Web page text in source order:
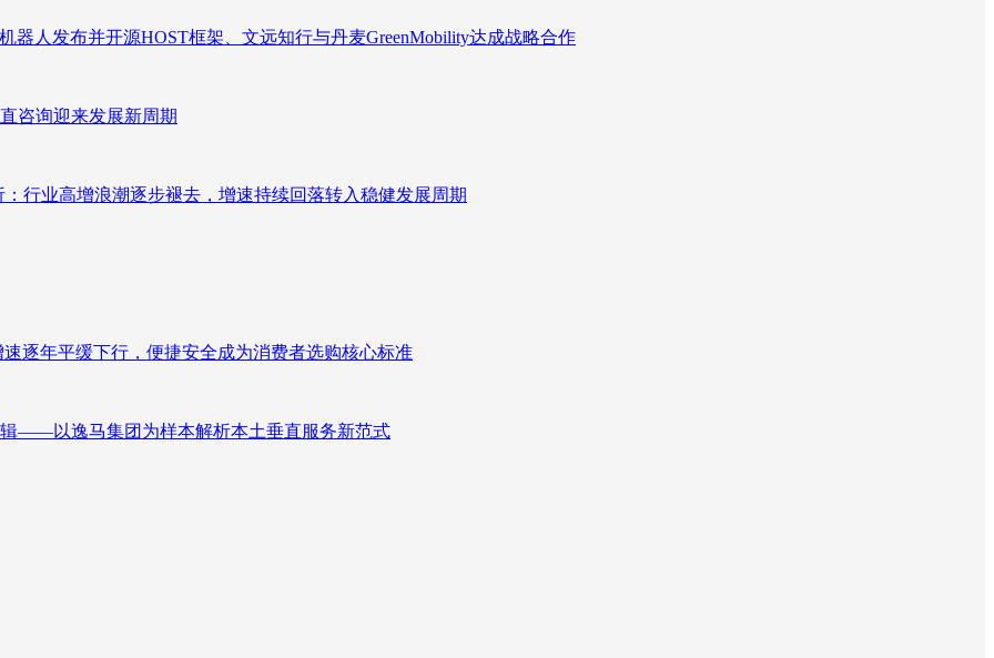
器人发布并开源HOST框架、文远知行与丹麦GreenMobility达成战略合作
咨询迎来发展新周期
行业高增浪潮逐步褪去，增速持续回落转入稳健发展周期
逐年平缓下行，便捷安全成为消费者选购核心标准
——以逸马集团为样本解析本土垂直服务新范式